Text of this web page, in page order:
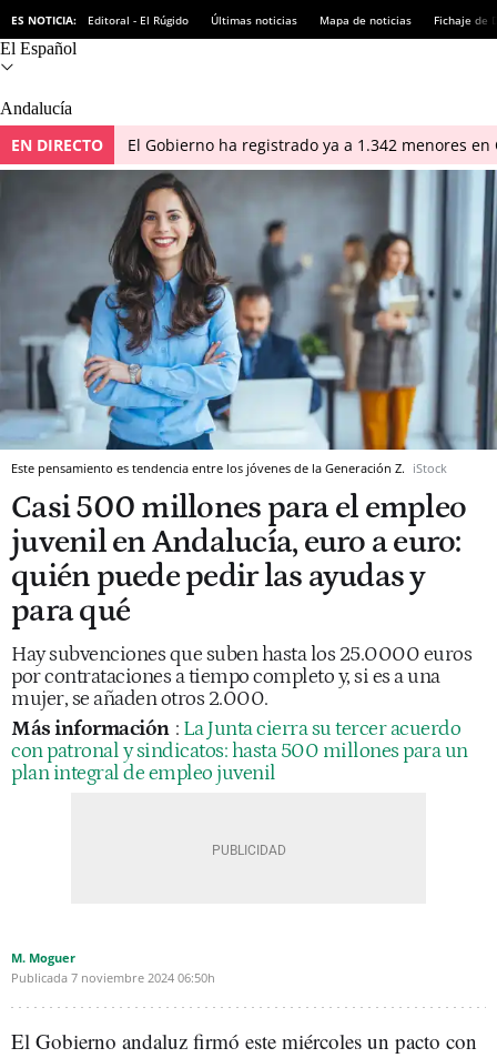
ES NOTICIA: Editoral - El Rúgido Últimas noticias Mapa de noticias Fichaje de
El Español
Andalucía
EN DIRECTO El Gobierno ha registrado ya a 1.342 menores
Este pensamiento es tendencia entre los jóvenes de la Generación Z. iStock
Casi 500 millones para el empleo
juvenil en Andalucía, euro a euro:
quién puede pedir las ayudas y
para qué
Hay subvenciones que suben hasta los 25.0000 euros
por contrataciones a tiempo completo y, si es a una
mujer, se añaden otros 2.000.
Más información : La Junta cierra su tercer acuerdo
con patronal y sindicatos: hasta 500 millones para un
plan integral de empleo juvenil
M. Moguer
Publicada 7 noviembre 2024 06:50h
El Gobierno andaluz firmó este miércoles un pacto con